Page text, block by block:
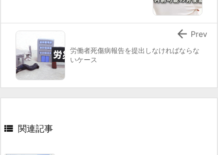
労働者死傷病報告を提出しなければならな
いケース
 Prev
 関連記事